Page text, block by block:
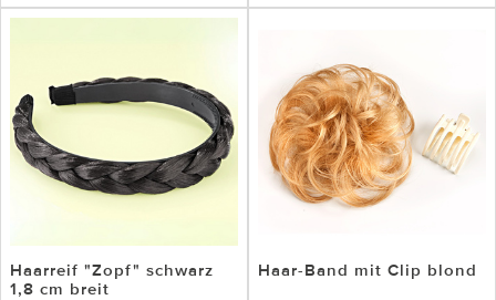
Haarreif "Zopf" schwarz
1,8 cm breit
Haar-Band mit Clip blond